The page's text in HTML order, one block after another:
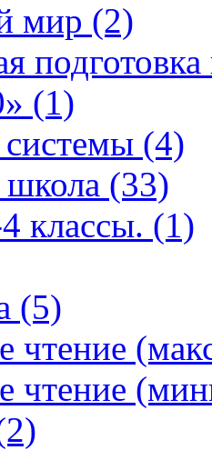
мир (2)
(1)
(4)
школа (33)
классы. (1)
(5)
чтение
чтение